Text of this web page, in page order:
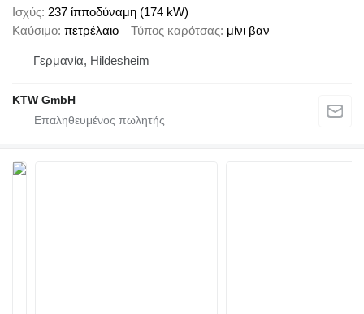
Ισχύς 237 ίπποδύναμη (174 kW)
Καύσιμο πετρέλαιο Τύπος καρότσας μίνι βαν
Γερμανία, Hildesheim
KTW GmbH